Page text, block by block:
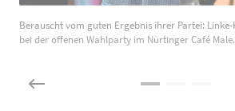
Berauscht vom guten Ergebnis ihrer Partei:
bei der offenen Wahlparty im Nürtinger Café Male.